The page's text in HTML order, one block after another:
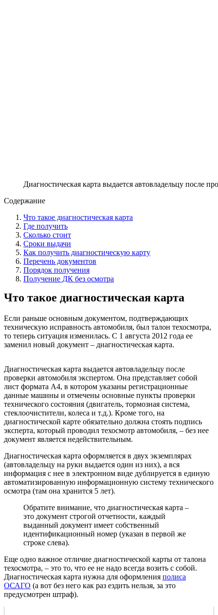
Диагностическая карта выдается автовладельцу после
Содержание
Что такое диагностическая карта
Где получить
Сколько стоит
Сроки выдачи
Как получить диагностическую карту
Перечень документов
Порядок получения
Получение ДК без осмотра
Что такое диагностическая карта
Если раньше основным документом, подтверждающих
техническую исправность автомобиля, был талон техосмотра,
то теперь ситуация изменилась. С 1 августа 2012 года ее
заменил новый документ – диагностическая карта.
Диагностическая карта выдается автовладельцу после
проверки автомобиля экспертом. Она представляет собой
лист формата А4, в котором указаны регистрационные
данные машины и отмечены основные пункты проверки
технического состояния (двигатель, тормозная система,
стеклоочистители, колеса и т.д.). Кроме того, на
диагностической карте обязательно должна стоять подпись
эксперта, который проводил техосмотр автомобиля, – без нее
документ является недействительным.
Диагностическая карта оформляется в двух экземплярах
(автовладельцу на руки выдается один из них), а вся
информация с нее в электронном виде дублируется в единую
автоматизированную информационную систему технического
осмотра (там она хранится 5 лет).
Обратите внимание, что диагностическая карта –
это документ строгой отчетности, каждый
выданный документ имеет собственный
идентификационный номер (указан в первой же
строке слева).
Еще одно важное отличие диагностической карты от талона
техосмотра, – это то, что ее не надо всегда возить с собой.
Диагностическая карта нужна для оформления полиса
ОСАГО (а вот без него как раз ездить нельзя, за это
предусмотрен штраф).